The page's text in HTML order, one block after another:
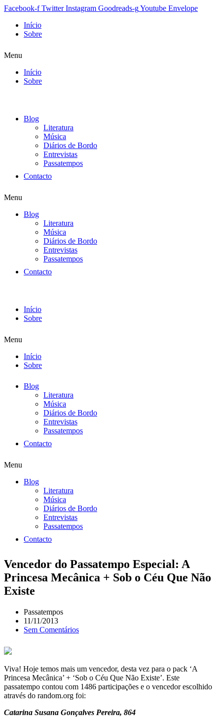
Facebook-f Twitter Instagram Goodreads-gYoutube Envelope
Início
Sobre
Menu
Início
Sobre
Blog
Literatura
Música
Diários de Bordo
Entrevistas
Passatempos
Contacto
Menu
Blog
Literatura
Música
Diários de Bordo
Entrevistas
Passatempos
Contacto
Início
Sobre
Menu
Início
Sobre
Blog
Literatura
Música
Diários de Bordo
Entrevistas
Passatempos
Contacto
Menu
Blog
Literatura
Música
Diários de Bordo
Entrevistas
Passatempos
Contacto
Vencedor do Passatempo Especial: A
Princesa Mecânica + Sob o Céu Que Não
Existe
Passatempos
11/11/2013
Sem Comentários
Viva! Hoje temos mais um vencedor, desta vez para o pack ‘A
Princesa Mecânica’ + ‘Sob o Céu Que Não Existe’. Este
passatempo contou com 1486 participações e o vencedor escolhido
através do random.org foi:
Catarina Susana Gonçalves Pereira, 864